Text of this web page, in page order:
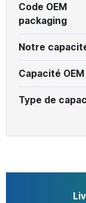
Code OEM
packaging
Notre
Capacité
Type de